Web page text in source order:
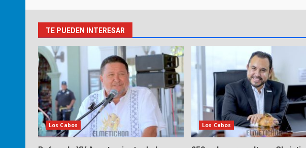
TE PUEDEN INTERESAR
Los Cabos Los Cabos